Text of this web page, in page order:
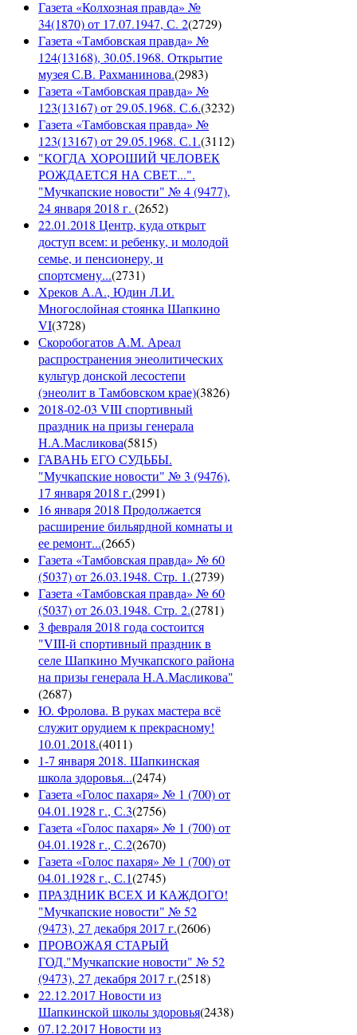
Газета «Колхозная правда» №
34(1870) от 17.07.1947, С. 2(2729)
Газета «Тамбовская правда» №
124(13168), 30.05.1968. Открытие
музея С.В. Рахманинова.(2983)
Газета «Тамбовская правда» №
123(13167) от 29.05.1968. С.6.(3232)
Газета «Тамбовская правда» №
123(13167) от 29.05.1968. С.1.(3112)
"КОГДА ХОРОШИЙ ЧЕЛОВЕК
РОЖДАЕТСЯ НА СВЕТ...".
"Мучкапские новости" № 4 (9477),
24 января 2018 г. (2652)
22.01.2018 Центр, куда открыт
доступ всем: и ребенку, и молодой
семье, и пенсионеру, и
спортсмену...(2731)
Хреков А.А., Юдин Л.И.
Многослойная стоянка Шапкино
VI(3728)
Скоробогатов А.М. Ареал
распространения энеолитических
культур донской лесостепи
(энеолит в Тамбовском крае)(3826)
2018-02-03 VIII спортивный
праздник на призы генерала
Н.А.Масликова(5815)
ГАВАНЬ ЕГО СУДЬБЫ.
"Мучкапские новости" № 3 (9476),
17 января 2018 г.(2991)
16 января 2018 Продолжается
расширение бильярдной комнаты и
ее ремонт...(2665)
Газета «Тамбовская правда» № 60
(5037) от 26.03.1948. Стр. 1.(2739)
Газета «Тамбовская правда» № 60
(5037) от 26.03.1948. Стр. 2.(2781)
3 февраля 2018 года состоится
"VIII-й спортивный праздник в
селе Шапкино Мучкапского района
на призы генерала Н.А.Масликова"
(2687)
Ю. Фролова. В руках мастера всё
служит орудием к прекрасному!
10.01.2018.(4011)
1-7 января 2018. Шапкинская
школа здоровья...(2474)
Газета «Голос пахаря» № 1 (700) от
04.01.1928 г., С.3(2756)
Газета «Голос пахаря» № 1 (700) от
04.01.1928 г., С.2(2670)
Газета «Голос пахаря» № 1 (700) от
04.01.1928 г., С.1(2745)
ПРАЗДНИК ВСЕХ И КАЖДОГО!
"Мучкапские новости" № 52
(9473), 27 декабря 2017 г.(2606)
ПРОВОЖАЯ СТАРЫЙ
ГОД."Мучкапские новости" № 52
(9473), 27 декабря 2017 г.(2518)
22.12.2017 Новости из
Шапкинской школы здоровья(2438)
07.12.2017 Новости из